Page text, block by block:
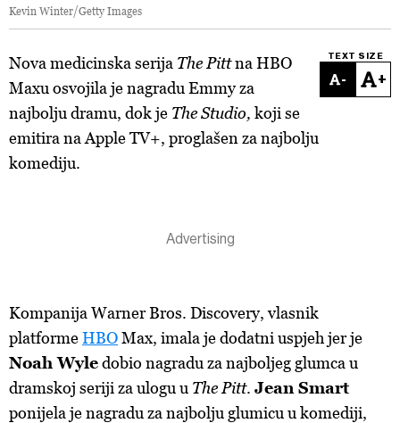
Kevin Winter/Getty Images
TEXT SIZE
- +
Nova medicinska serija The Pittna HBO
Maxu osvojila je nagradu Emmy za
najbolju dramu, dok je The Studio, koji se
emitira na Apple TV+, proglašen za najbolju
komediju.
Kompanija Warner Bros. Discovery, vlasnik
platformeHBOMax, imala je dodatni uspjeh jer je
Noah Wyledobio nagradu za najboljeg glumca u
dramskoj seriji za ulogu u The Pitt. Jean Smart
ponijela je nagradu za najbolju glumicu u komediji,